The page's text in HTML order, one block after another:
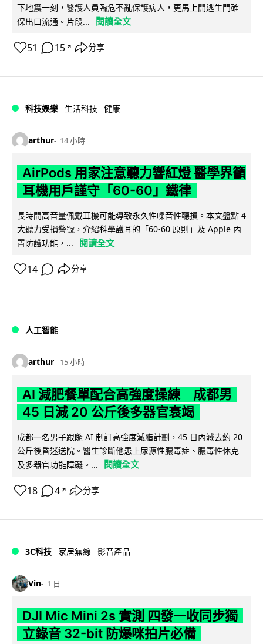
下地震一刻，醫護人員臨危不亂保護病人，更馬上開逃生門確
保出口流通。片段...
閱讀全文
51 15 ↗ 分享
科技娛樂 生活科技 健康
arthur 14 小時
AirPods 用家注意聽力響紅燈 醫學界籲
耳機用戶謹守「60-60」鐵律
長時間高音量佩戴耳機可能導致永久性噪音性聽損。本文盤點 4
大聽力受損警號，介紹科學護耳的「60-60 原則」及 Apple 內
置防護功能，...
閱讀全文
14 分享
人工智能
arthur 15 小時
AI 減肥餐單配合高強度操練 成都男
45 日減 20 公斤後多器官衰竭
成都一名男子跟隨 AI 制訂高強度減脂計劃，45 日內減去約 20
公斤後昏迷送院。醫生診斷他患上尿源性膿毒症、膿毒性休克
及多器官功能障礙。...
閱讀全文
18 4 ↗ 分享
3C科技 家居無線 影音產品
Vin 1 日
DJI Mic Mini 2s 實測 四發一收同步獨
立錄音 32-bit 防爆咪拍片必備